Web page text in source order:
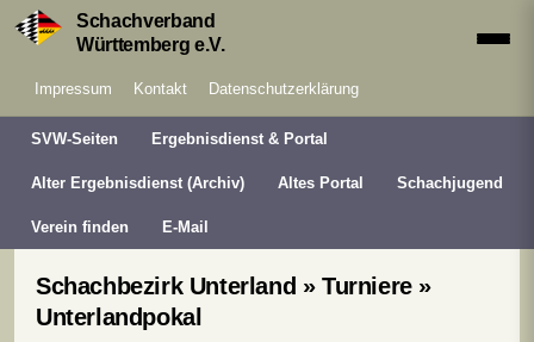
Schachverband
Württemberg e.V.
Impressum Kontakt Datenschutzerklärung
SVW-Seiten Ergebnisdienst & Portal
Alter Ergebnisdienst (Archiv) Altes Portal Schachjugend
Verein finden E-Mail
Schachbezirk Unterland » Turniere »
Unterlandpokal